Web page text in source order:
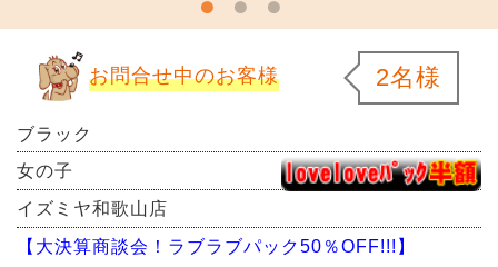
お問合せ中のお客様 2名様
ブラック
女の子
イズミヤ和歌山店
【大決算商談会！ラブラブパック50％OFF!!!】